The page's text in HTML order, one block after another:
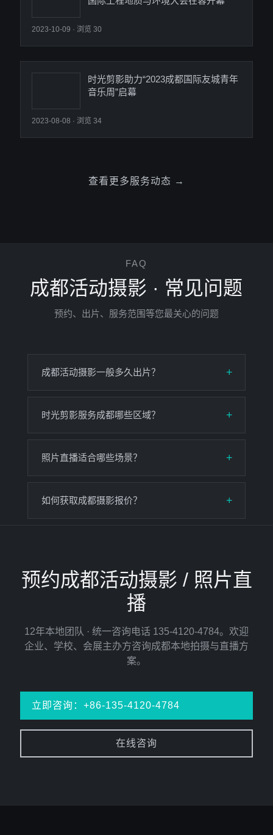
2023-10-09 · 浏览 30
时光剪影助力“2023成都国际友城青年
音乐周”启幕
2023-08-08 · 浏览 34
查看更多服务动态 →
FAQ
成都活动摄影 · 常见问题
预约、出片、服务范围等您最关心的问题
成都活动摄影一般多久出片？
时光剪影服务成都哪些区域？
照片直播适合哪些场景？
如何获取成都摄影报价？
预约成都活动摄影 / 照片直
播
12年本地团队 · 统一咨询电话 135-4120-4784。欢迎
企业、学校、会展主办方咨询成都本地拍摄与直播方
案。
立即咨询：+86-135-4120-4784
在线咨询